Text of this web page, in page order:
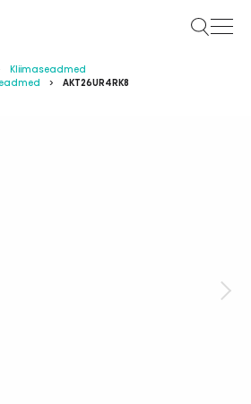
Kliimaseadmed
AKT26UR4RK8